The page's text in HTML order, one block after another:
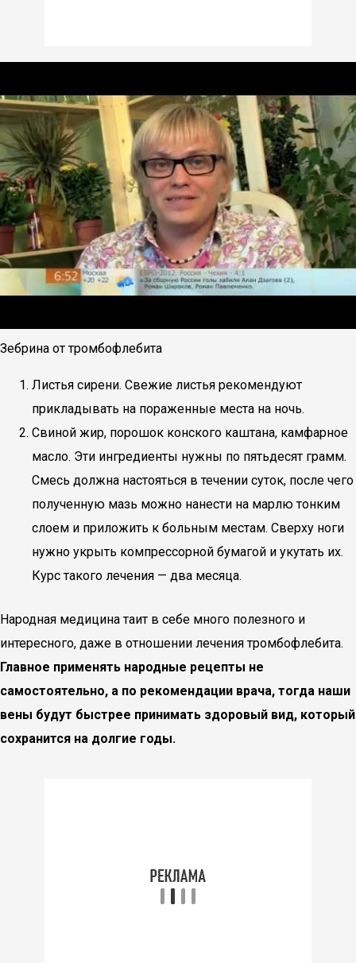
Зебрина от тромбофлебита
Листья сирени. Свежие листья рекомендуют
прикладывать на пораженные места на ночь.
Свиной жир, порошок конского каштана, камфарное
масло. Эти ингредиенты нужны по пятьдесят грамм.
Смесь должна настояться в течении суток, после чего
полученную мазь можно нанести на марлю тонким
слоем и приложить к больным местам. Сверху ноги
нужно укрыть компрессорной бумагой и укутать их.
Курс такого лечения — два месяца.
Народная медицина таит в себе много полезного и
интересного, даже в отношении лечения тромбофлебита.
Главное применять народные рецепты не
самостоятельно, а по рекомендации врача, тогда наши
вены будут быстрее принимать здоровый вид, который
сохранится на долгие годы.